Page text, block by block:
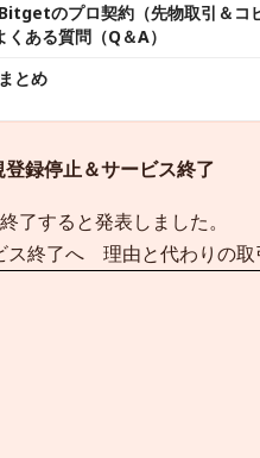
Bitgetのプロ契約（先物取引＆コ
くある質問（Q＆A）
まとめ
録停止＆サービス終了
すると発表しました。
ス終了へ 理由と代わりの取